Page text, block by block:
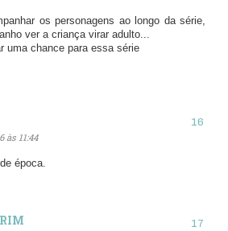
os personagens ao longo da série,
ver a criança virar adulto...
uma chance para essa série
às 11:44
época.